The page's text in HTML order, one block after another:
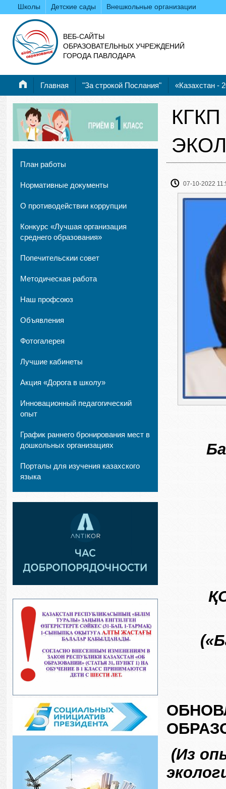
Школы Детские сады Внешкольные организации
ВЕБ-САЙТЫ
ОБРАЗОВАТЕЛЬНЫХ УЧРЕЖДЕНИЙ
ГОРОДА ПАВЛОДАРА
Главная "За строкой Послания" «Казахстан -
План работы
Нормативные документы
О противодействии коррупции
Конкурс «Лучшая организация
среднего образования»
Попечительскии совет
Методическая работа
Наш профсоюз
Объявления
Фотогалерея
Лучшие кабинеты
Акция «Дорога в школу»
Инновационный педагогический
опыт
График раннего бронирования мест в
дошкольных организациях
Порталы для изучения казахского
языка
07-10-2022
(Из